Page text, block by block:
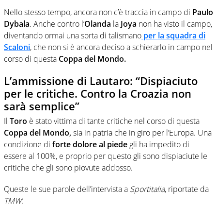
Nello stesso tempo, ancora non c’è traccia in campo di Paulo
Dybala. Anche contro l’Olanda la Joya non ha visto il campo,
diventando ormai una sorta di talismano per la squadra di
Scaloni, che non si è ancora deciso a schierarlo in campo nel
corso di questa Coppa del Mondo.
L’ammissione di Lautaro: “Dispiaciuto
per le critiche. Contro la Croazia non
sarà semplice”
Il Toro è stato vittima di tante critiche nel corso di questa
Coppa del Mondo,sia in patria che in giro per l’Europa. Una
condizione di forte dolore al piede gli ha impedito di
essere al 100%, e proprio per questo gli sono dispiaciute le
critiche che gli sono piovute addosso.
Queste le sue parole dell’intervista a Sportitalia, riportate da
TMW: